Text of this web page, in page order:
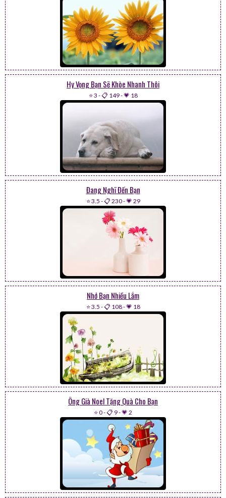
Hy Vọng Bạn Sẽ Khòe Nhanh Thôi
⭐ 3 -📋 149-💗 18
Đang Nghĩ Đến Bạn
⭐ 3.5 -📋 230-💗 29
Nhớ Bạn Nhiều Lắm
⭐ 3.5 -📋 108-💗 18
Ông Già Noel Tặng Quà Cho Bạn
⭐ 0-📋 9-💗 2